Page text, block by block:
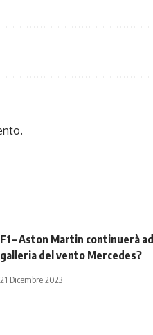
F1 – Aston Martin continuerà
galleria del vento Mercedes?
21 Dicembre 2023